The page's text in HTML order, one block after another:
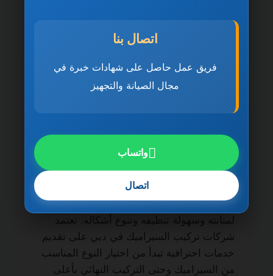
شركة تركيب سيراميك في
مدى الحياة
سيراميك في دبي 0501270935 ضمان مدى
الحياة من أهم الجهات المتخصصة في أعمال
التشطيب الداخلي والخارجي، حيث يُعتبر
السيراميك من أكثر الخامات استخدامًا في
المنازل والفلل والشقق والمباني التجارية نظرًا
لمتانته وسهولة تنظيفه وتنوع أشكاله. تعتمد
شركات تركيب السيراميك في دبي على تقديم
خدمات احترافية تبدأ من اختيار النوع المناسب
من السيراميك وحتى التركيب النهائي بأعلى
اتصال بنا
فريق عمل حاصل على شهادات خبرة في
مجال الصيانة والتجهيز
واتساب
اتصال